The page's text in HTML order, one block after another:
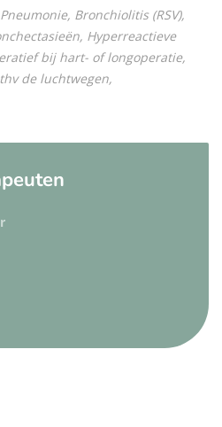
Bronchiolitis (RSV),
Hyperreactieve
bij hart- of longoperatie,
de luchtwegen,